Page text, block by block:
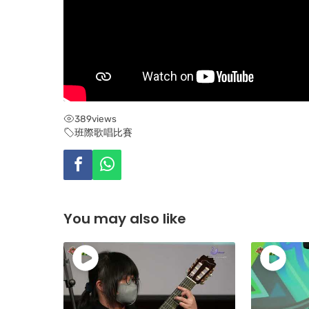
389views
班際歌唱比賽
You may also like